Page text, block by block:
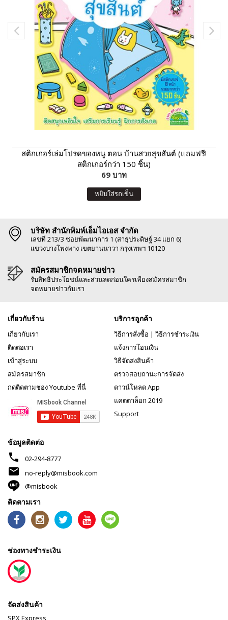
สติกเกอร์เล่มโปรดของหนู ตอน บ้านสวยสุขสันต์ (แถมฟรี!
สติกเกอร์กว่า 150 ชิ้น)
69 บาท
หยิบใส่รถเข็น
บริษัท สำนักพิมพ์เอ็มไอเอส จำกัด
เลขที่ 213/3 ซอยพัฒนาการ 1 (สาธุประดิษฐ์ 34 แยก 6)
แขวงบางโพงพาง เขตยานนาวา กรุงเทพฯ 10120
สมัครสมาชิกจดหมายข่าว
รับสิทธิประโยชน์และส่วนลดก่อนใครเพียงสมัครสมาชิก
จดหมายข่าวกับเรา
เกี่ยวกับร้าน
เกี่ยวกับเรา
ติดต่อเรา
เข้าสู่ระบบ
สมัครสมาชิก
กดติดตามช่อง Youtube ที่นี่
บริการลูกค้า
วิธีการสั่งซื้อ | วิธีการชำระเงิน
แจ้งการโอนเงิน
วิธีจัดส่งสินค้า
ตรวจสอบถานะการจัดส่ง
ดาวน์โหลด App
แคตตาล็อก 2019
Support
ข้อมูลติดต่อ
phone 02-294-8777
mail
no-reply@misbook.com
@misbook
ติดตามเรา
ช่องทางชำระเงิน
จัดส่งสินค้า
SPX Express